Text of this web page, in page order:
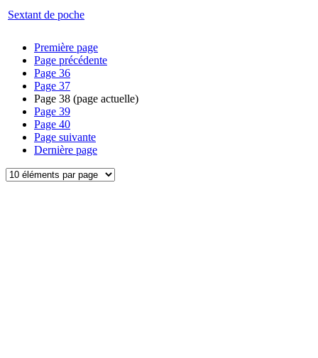
Sextant de poche
Première page
Page précédente
Page 36
Page 37
Page 38 (page actuelle)
Page 39
Page 40
Page suivante
Dernière page